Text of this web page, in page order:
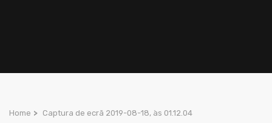
Home > Captura de ecrã 2019-08-18, às 01.12.04